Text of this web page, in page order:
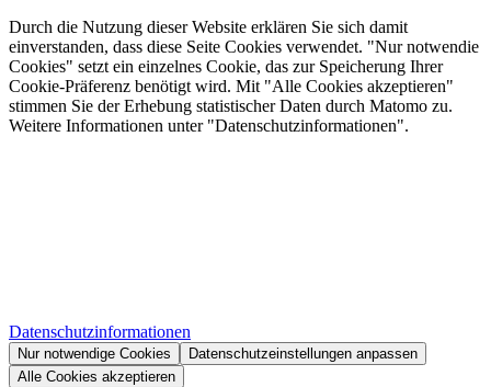
Durch die Nutzung dieser Website erklären Sie sich damit
einverstanden, dass diese Seite Cookies verwendet. "Nur notwendie
Cookies" setzt ein einzelnes Cookie, das zur Speicherung Ihrer
Cookie-Präferenz benötigt wird. Mit "Alle Cookies akzeptieren"
stimmen Sie der Erhebung statistischer Daten durch Matomo zu.
Weitere Informationen unter "Datenschutzinformationen".
Datenschutzinformationen
Nur notwendige Cookies
Datenschutzeinstellungen anpassen
Alle Cookies akzeptieren